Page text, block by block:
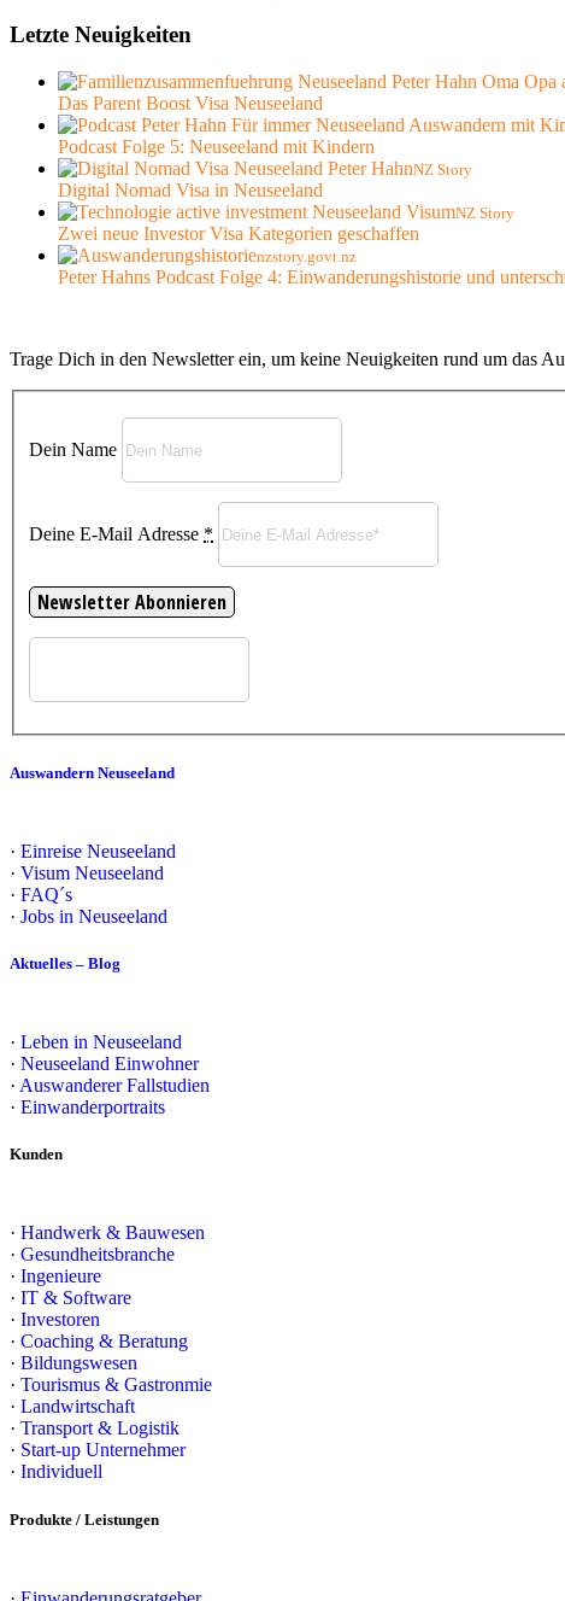
Letzte Neuigkeiten
Das Parent Boost Visa Neuseeland
Podcast Folge 5: Neuseeland mit Kindern
NZ Story
Digital Nomad Visa in Neuseeland
NZ Story
Zwei neue Investor Visa Kategorien geschaffen
nzstory.govt.nz
Peter Hahns Podcast Folge 4: Einwanderungshistorie und
Trage Dich in den Newsletter ein, um keine Neuigkeiten rund um das
Dein Name
Deine E-Mail Adresse *
Auswandern Neuseeland
· Einreise Neuseeland
· Visum Neuseeland
· FAQ´s
· Jobs in Neuseeland
Aktuelles – Blog
· Leben in Neuseeland
· Neuseeland Einwohner
· Auswanderer Fallstudien
· Einwanderportraits
Kunden
· Handwerk & Bauwesen
· Gesundheitsbranche
· Ingenieure
· IT & Software
· Investoren
· Coaching & Beratung
· Bildungswesen
· Tourismus & Gastronmie
· Landwirtschaft
· Transport & Logistik
· Start-up Unternehmer
· Individuell
Produkte / Leistungen